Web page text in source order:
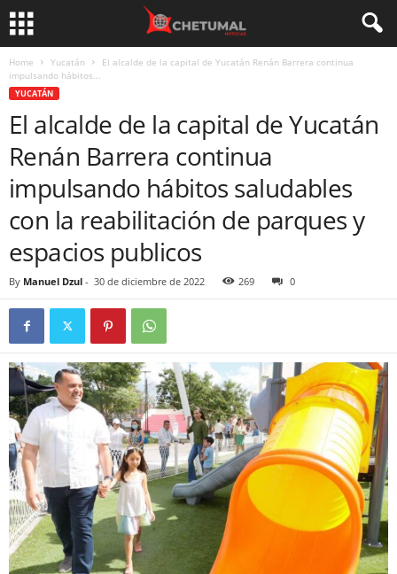
Home Yucatán
El alcalde de la capital de Yucatán Renán Barrera continua
impulsando hábitos...
YUCATÁN
El alcalde de la capital de Yucatán
Renán Barrera continua
impulsando hábitos saludables
con la reabilitación de parques y
espacios publicos
By Manuel Dzul - 30 de diciembre de 2022 269 0